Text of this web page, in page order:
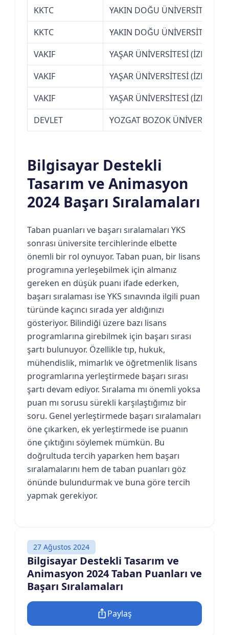
KKTC
YAKIN DOĞU ÜNİVERSİTESİ
KKTC
YAKIN DOĞU ÜNİVERSİTESİ
VAKIF
YAŞAR ÜNİVERSİTESİ (İZMİR)
VAKIF
YAŞAR ÜNİVERSİTESİ (İZMİR)
VAKIF
YAŞAR ÜNİVERSİTESİ (İZMİR)
DEVLET
YOZGAT BOZOK ÜNİVERSİTESİ
Bilgisayar Destekli
Tasarım ve Animasyon
2024 Başarı Sıralamaları
Taban puanları ve başarı sıralamaları YKS
sonrası üniversite tercihlerinde elbette
önemli bir rol oynuyor. Taban puan, bir lisans
programına yerleşebilmek için almanız
gereken en düşük puanı ifade ederken,
başarı sıralaması ise YKS sınavında ilgili puan
türünde kaçıncı sırada yer aldığınızı
gösteriyor. Bilindiği üzere bazı lisans
programlarına girebilmek için başarı sırası
şartı bulunuyor. Özellikle tıp, hukuk,
mühendislik, mimarlık ve öğretmenlik lisans
programlarına yerleştirmede başarı sırası
şartı devam ediyor. Sıralama mı önemli yoksa
puan mı sorusu sürekli karşılaştığımız bir
soru. Genel yerleştirmede başarı sıralamaları
öne çıkarken, ek yerleştirmede ise puanın
öne çıktığını söylemek mümkün. Bu
doğrultuda tercih yaparken hem başarı
sıralamalarını hem de taban puanları göz
önünde bulundurmak ve buna göre tercih
yapmak gerekiyor.
27 Ağustos 2024
Bilgisayar Destekli Tasarım ve
Animasyon 2024 Taban Puanları ve
Başarı Sıralamaları
Paylaş